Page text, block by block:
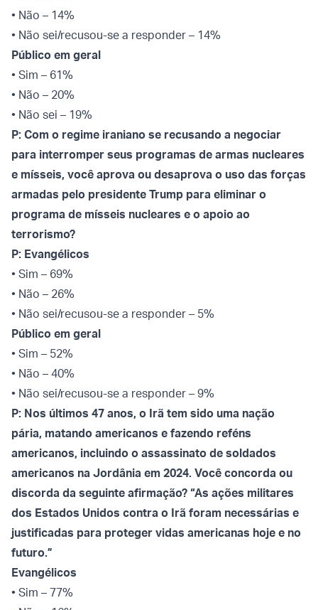
• Não – 14%
• Não sei/recusou-se a responder – 14%
Público em geral
• Sim – 61%
• Não – 20%
• Não sei – 19%
P: Com o regime iraniano se recusando a negociar
para interromper seus programas de armas nucleares
e mísseis, você aprova ou desaprova o uso das forças
armadas pelo presidente Trump para eliminar o
programa de mísseis nucleares e o apoio ao
terrorismo?
P: Evangélicos
• Sim – 69%
• Não – 26%
• Não sei/recusou-se a responder – 5%
Público em geral
• Sim – 52%
• Não – 40%
• Não sei/recusou-se a responder – 9%
P: Nos últimos 47 anos, o Irã tem sido uma nação
pária, matando americanos e fazendo reféns
americanos, incluindo o assassinato de soldados
americanos na Jordânia em 2024. Você concorda ou
discorda da seguinte afirmação? “As ações militares
dos Estados Unidos contra o Irã foram necessárias e
justificadas para proteger vidas americanas hoje e no
futuro.”
Evangélicos
• Sim – 77%